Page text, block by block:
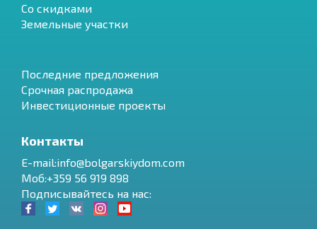
Со скидками
Земельные участки
Последние предложения
Срочная распродажа
Инвестиционные проекты
Контакты
E-mail:info@bolgarskiydom.com
Моб:+359 56 919 898
Подписывайтесь на нас: